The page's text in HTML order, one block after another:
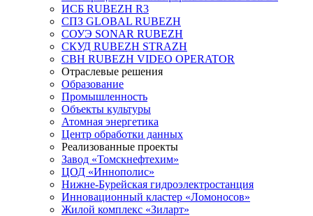
ИСБ RUBEZH R3
СПЗ GLOBAL RUBEZH
СОУЭ SONAR RUBEZH
СКУД RUBEZH STRAZH
СВН RUBEZH VIDEO OPERATOR
Отраслевые решения
Образование
Промышленность
Объекты культуры
Атомная энергетика
Центр обработки данных
Реализованные проекты
Завод «Томскнефтехим»
ЦОД «Иннополис»
Нижне-Бурейская гидроэлектростанция
Инновационный кластер «Ломоносов»
Жилой комплекс «Зиларт»